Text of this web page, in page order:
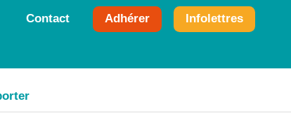
Contact Adhérer Infolettres